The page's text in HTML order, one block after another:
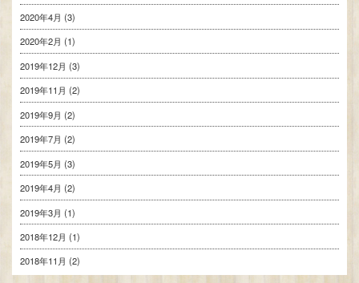
2020年4月 (3)
2020年2月 (1)
2019年12月 (3)
2019年11月 (2)
2019年9月 (2)
2019年7月 (2)
2019年5月 (3)
2019年4月 (2)
2019年3月 (1)
2018年12月 (1)
2018年11月 (2)